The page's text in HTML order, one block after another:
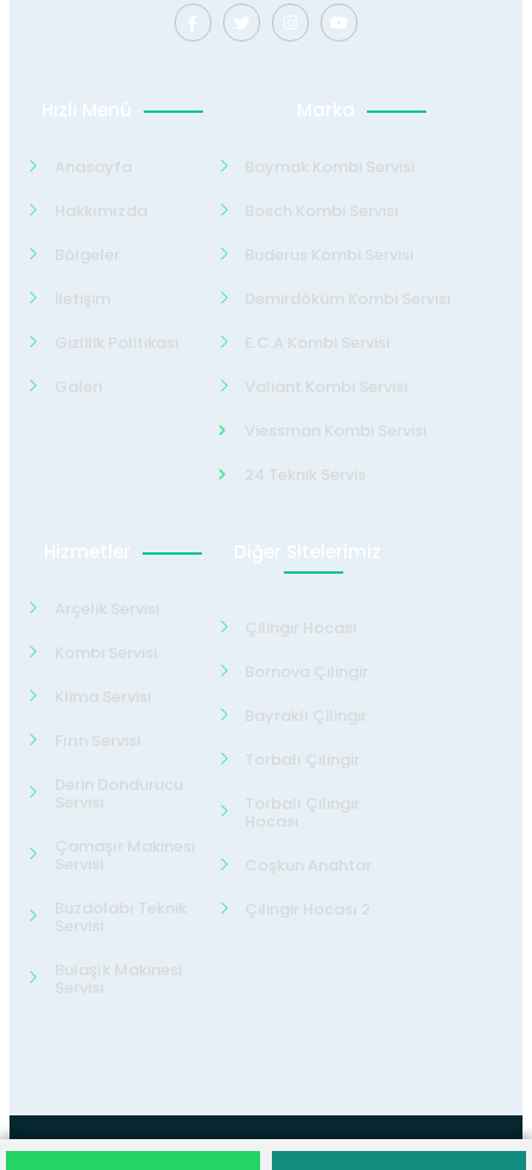
Hızlı Menü
Anasayfa
Hakkımızda
Bölgeler
İletişim
Gizlilik Politikası
Galeri
Marka
Baymak Kombi Servisi
Bosch Kombi Servisi
Buderus Kombi Servisi
Demirdöküm Kombi Servisi
E.C.A Kombi Servisi
Valiant Kombi Servisi
Viessman Kombi Servisi
24 Teknik Servis
Hizmetler
Arçelik Servisi
Kombi Servisi
Klima Servisi
Fırın Servisi
Derin Dondurucu
Servisi
Çamaşır Makinesi
Servisi
Buzdolabı Teknik
Servisi
Bulaşık Makinesi
Servisi
Diğer Sitelerimiz
Çilingir Hocası
Bornova Çilingir
Bayraklı Çilingir
Torbalı Çilingir
Torbalı Çilingir
Hocası
Coşkun Anahtar
Çilingir Hocası 2
©202624 Teknik ServisTüm Hakları